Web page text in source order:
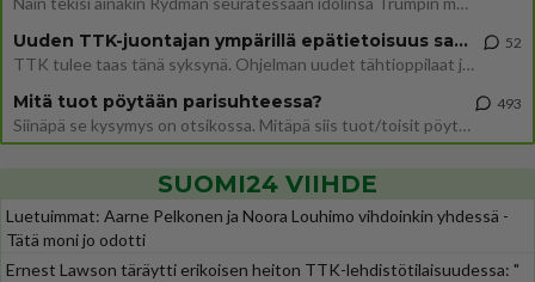
Uuden TTK-juontajan ympärillä epätietoisuus sakenee - Nyt MTV hämmentää soppaa
TTK tulee taas tänä syksynä. Ohjelman uudet tähtioppilaat julkistetaan torstaina 6. elokuuta klo 14 alkavassa lehdistö
52
Mitä tuot pöytään parisuhteessa?
Siinäpä se kysymys on otsikossa. Mitäpä siis tuot/toisit pöytään parisuhteessa? Oletko mies vai nainen? Koetko sen mitä
493
SUOMI24 VIIHDE
Luetuimmat: Aarne Pelkonen ja Noora Louhimo vihdoinkin yhdessä -
Tätä moni jo odotti
Ernest Lawson täräytti erikoisen heiton TTK-lehdistötilaisuudessa: "